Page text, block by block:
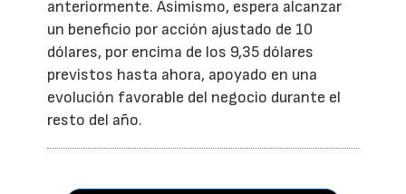
anteriormente. Asimismo, espera alcanzar
un beneficio por acción ajustado de 10
dólares, por encima de los 9,35 dólares
previstos hasta ahora, apoyado en una
evolución favorable del negocio durante el
resto del año.